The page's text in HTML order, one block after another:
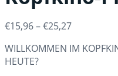
€15,96–€25,27
bis
WILLKOMMEN IM
HEUTE?